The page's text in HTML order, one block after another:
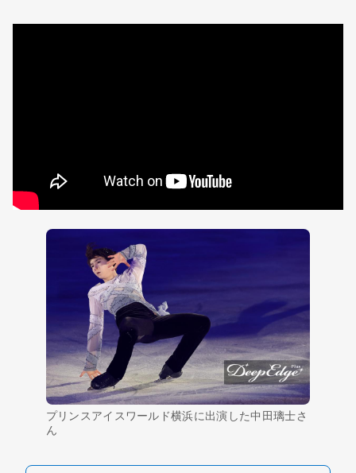
プリンスアイスワールド横浜に出演した中田璃士さ
ん